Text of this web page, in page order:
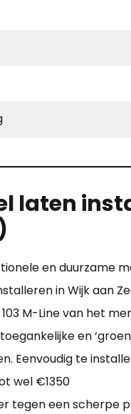
laten
en duurzame
in Wijk aan
M-Line van het
en
Eenvoudig te
wel €1350
tegen een scherpe